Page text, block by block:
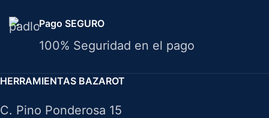
Pago SEGURO
100% Seguridad en el pago
HERRAMIENTAS BAZAROT
C. Pino Ponderosa 15